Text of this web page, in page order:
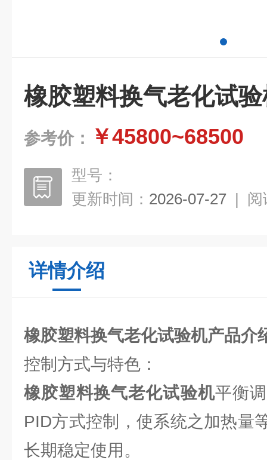
橡胶塑料换气老化试
参考价： ￥45800~68500
型号：
更新时间： 2026-07-27 | 阅
详情介绍
橡胶塑料换气老化试验机产品介
控制方式与特色：
橡胶塑料换气老化试验机平衡
PID方式控制，使系统之加热量
长期稳定使用。